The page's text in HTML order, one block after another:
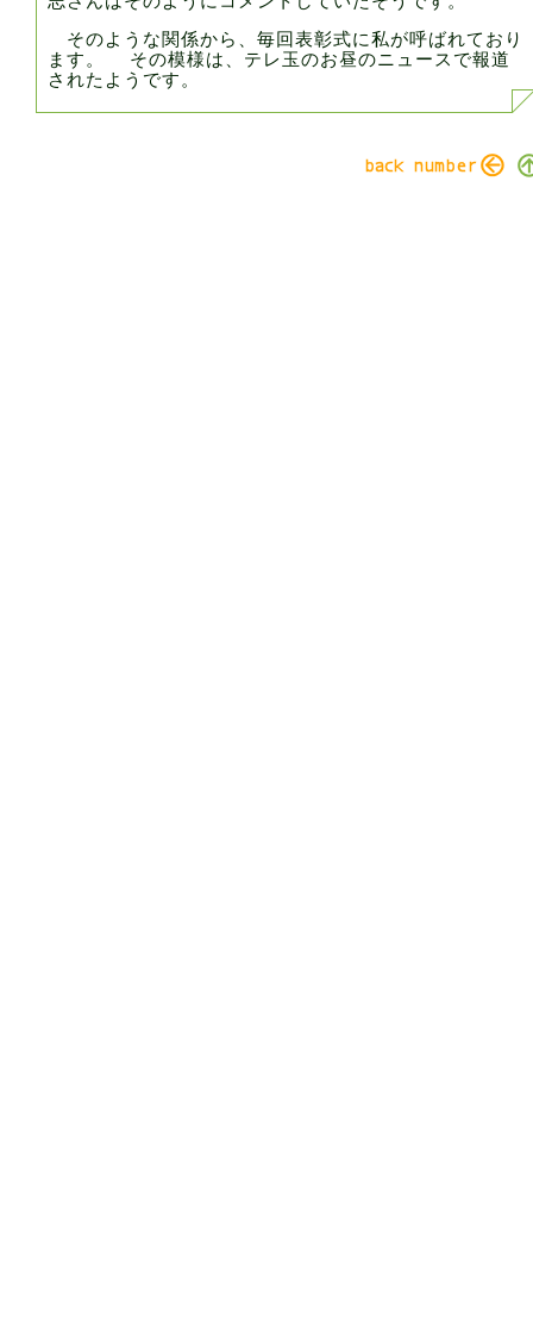
そのような関係から、毎回表彰式に私が呼ばれており
ます。 その模様は、テレ玉のお昼のニュースで報道
されたようです。